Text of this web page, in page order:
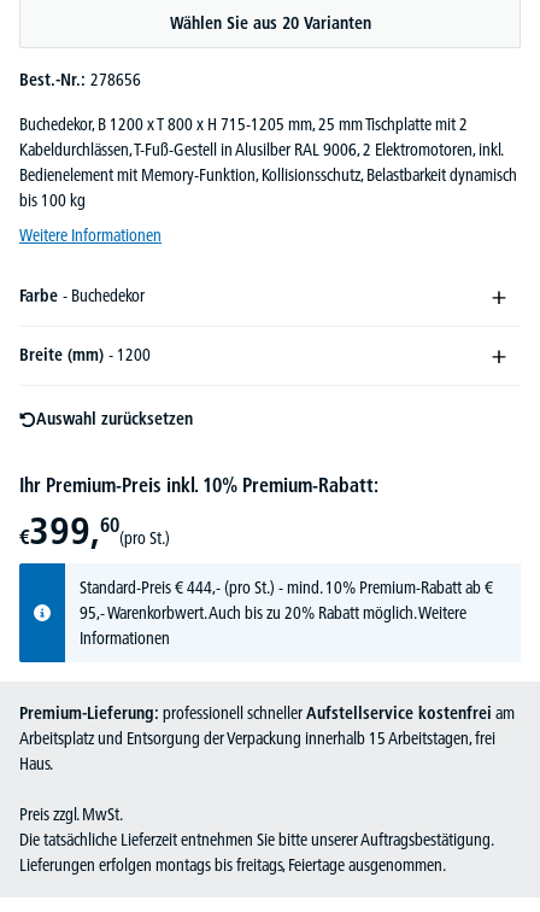
Wählen Sie aus 20 Varianten
Best.-Nr.: 278656
Buchedekor, B 1200 x T 800 x H 715-1205 mm, 25 mm Tischplatte mit 2
Kabeldurchlässen, T-Fuß-Gestell in Alusilber RAL 9006, 2 Elektromotoren, inkl.
Bedienelement mit Memory-Funktion, Kollisionsschutz, Belastbarkeit dynamisch
bis 100 kg
Weitere Informationen
Farbe - Buchedekor
Breite (mm) - 1200
Auswahl zurücksetzen
Ihr Premium-Preis inkl. 10% Premium-Rabatt:
€399,60
(pro St.)
Standard-Preis€444,-(pro St.) - mind. 10% Premium-Rabatt ab €
95,- Warenkorbwert. Auch bis zu 20% Rabatt möglich.Weitere
Informationen
Premium-Lieferung: professionell schnellerAufstellservice kostenfrei am
Arbeitsplatz und Entsorgung der Verpackung innerhalb 15 Arbeitstagen, frei
Haus.
Preis zzgl. MwSt.
Die tatsächliche Lieferzeit entnehmen Sie bitte unserer Auftragsbestätigung.
Lieferungen erfolgen montags bis freitags, Feiertage ausgenommen.